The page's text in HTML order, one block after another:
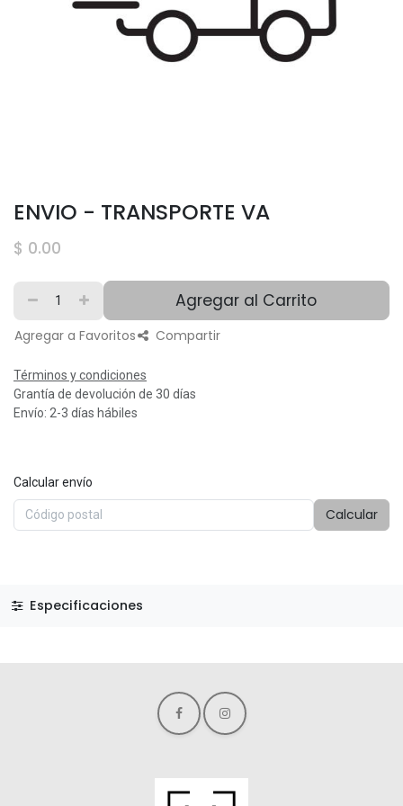
ENVIO - TRANSPORTE VA
$ 0.00
Agregar al Carrito
Agregar a Favoritos Compartir
Términos y condiciones
Grantía de devolución de 30 días
Envío: 2-3 días hábiles
Calcular envío
Calcular
Especificaciones